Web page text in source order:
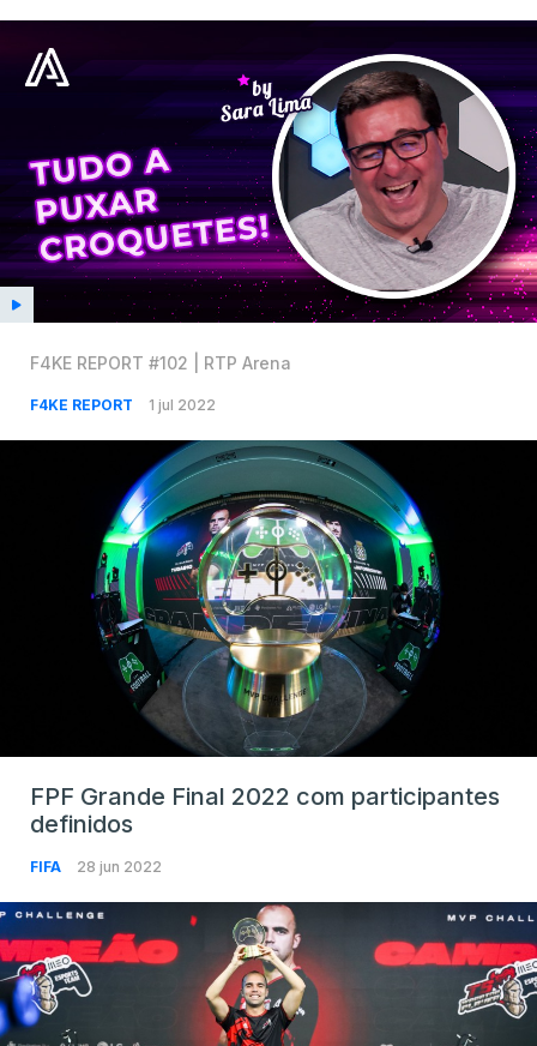
F4KE REPORT #102 | RTP Arena
F4KE REPORT 1 jul 2022
FPF Grande Final 2022 com participantes
definidos
FIFA 28 jun 2022